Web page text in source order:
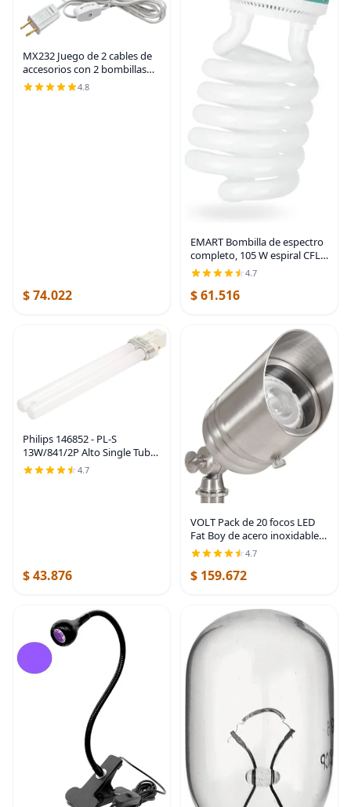
MX232 Juego de 2 cables de
accesorios con 2 bombillas
LED de 6 pies, cable blanco
con enchufes de interruptor
4.8
$ 74.022
EMART Bombilla de espectro
completo, 105 W espiral CFL
5500 K luz diurna para kit de
iluminación Softbox, lámpara
de repuesto para fotografía,
4.7
$ 61.516
Philips 146852 - PL-S
13W/841/2P Alto Single Tube
2 Pin Base Bombilla
Fluorescente Compacta
4.7
$ 43.876
VOLT Pack de 20 focos LED
Fat Boy de acero inoxidable
de 12 V para iluminación de
paisaje de bajo voltaje para
patio, césped, jardín, árboles
4.7
$ 159.672